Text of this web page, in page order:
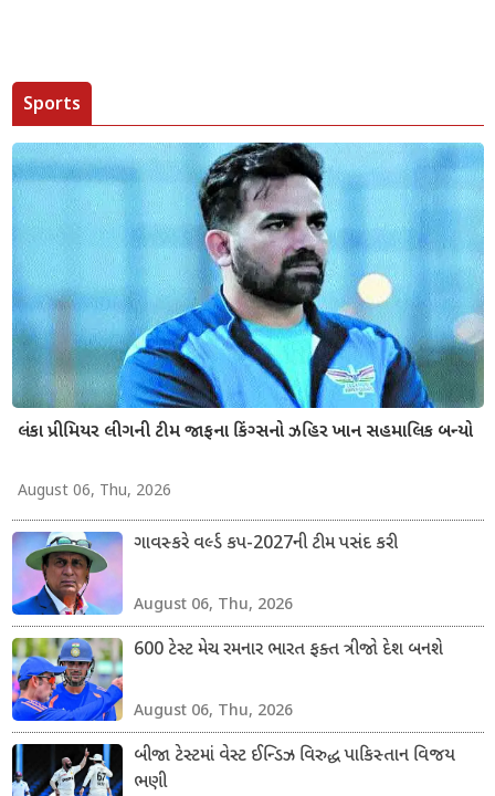
Sports
લંકા પ્રીમિયર લીગની ટીમ જાફના કિંગ્સનો ઝહિર ખાન સહમાલિક બન્યો
August 06, Thu, 2026
ગાવસ્કરે વર્લ્ડ કપ-2027ની ટીમ પસંદ કરી
August 06, Thu, 2026
600 ટેસ્ટ મેચ રમનાર ભારત ફક્ત ત્રીજો દેશ બનશે
August 06, Thu, 2026
બીજા ટેસ્ટમાં વેસ્ટ ઈન્ડિઝ વિરુદ્ધ પાકિસ્તાન વિજય
ભણી